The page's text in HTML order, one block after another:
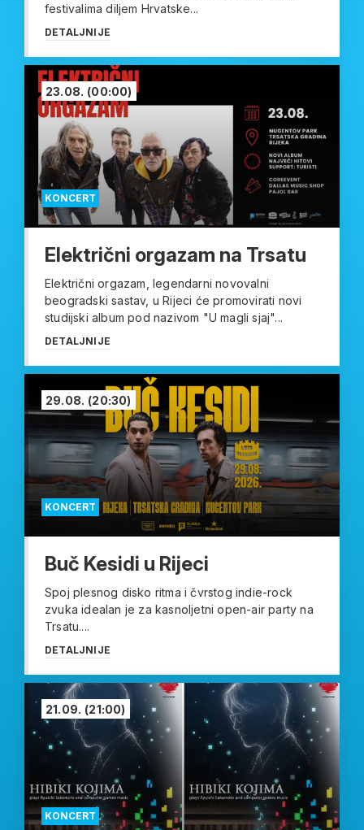
festivalima diljem Hrvatske...
DETALJNIJE
KONCERT
23.08. (00:00)
Električni orgazam na Trsatu
Električni orgazam, legendarni novovalni
beogradski sastav, u Rijeci će promovirati novi
studijski album pod nazivom "U magli sjaj"...
DETALJNIJE
KONCERT
29.08. (20:30)
Buč Kesidi u Rijeci
Spoj plesnog disko ritma i čvrstog indie-rock
zvuka idealan je za kasnoljetni open-air party na
Trsatu....
DETALJNIJE
KONCERT
21.09. (21:00)